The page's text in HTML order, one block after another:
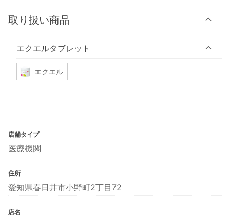
取り扱い商品
エクエルタブレット
エクエル
店舗タイプ
医療機関
住所
愛知県春日井市小野町2丁目72
店名